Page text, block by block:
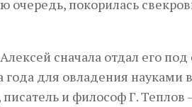
покорилась
сначала отдал его под
года для овладения науками
и философ Г. Теплов